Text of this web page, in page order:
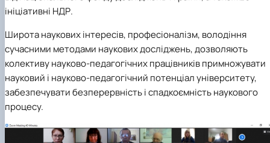
ініціативні НДР.
Широта наукових інтересів, професіоналізм, володіння
сучасними методами наукових досліджень, дозволяють
колективу науково-педагогічних працівників примножувати
науковий і науково-педагогічний потенціал університету,
забезпечувати безперервність і спадкоємність наукового
процесу.